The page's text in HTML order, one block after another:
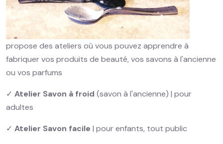
propose des ateliers où vous pouvez apprendre à
fabriquer vos produits de beauté, vos savons à l'ancienne
ou vos parfums
✓ Atelier Savon à froid (savon à l'ancienne) | pour
adultes
✓ Atelier Savon facile | pour enfants, tout public